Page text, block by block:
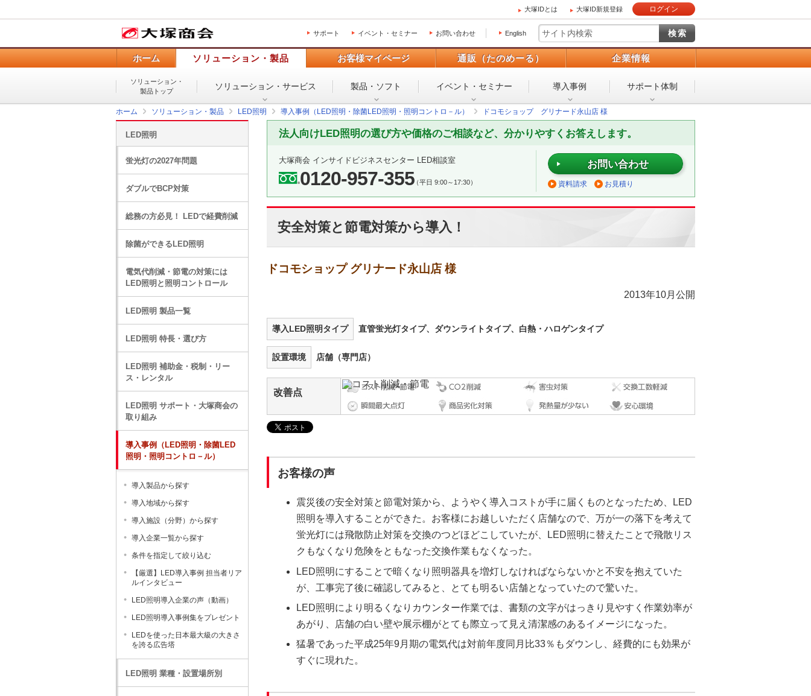
大塚IDとは 大塚ID新規登録 ログイン
サポート イベント・セミナー お問い合わせ English
ホーム ソリューション・製品 お客様マイページ 通販（たのめーる） 企業情報
ソリューション・
製品トップ
ソリューション・ サービス 製品・ソフト イベント・ セミナー 導入事例 サポート体制
ホーム ソリューション・製品 LED照明 導入事例（LED照明・除菌LED照明・照明コントロ－ル） ドコモショップ グリナード永山店 様
法人向けLED照明の選び方や価格のご相談など、分かりやすくお答えします。
大塚商会 インサイドビジネスセンター LED相談室
0120-957-355（平日 9:00～17:30）
お問い合わせ
資料請求 お見積り
安全対策と節電対策から導入！
ドコモショップ グリナード永山店 様
2013年10月公開
導入LED照明タイプ 直管蛍光灯タイプ、ダウンライトタイプ、白熱・ハロゲンタイプ
設置環境 店舗（専門店）
改善点
お客様の声
震災後の安全対策と節電対策から、ようやく導入コストが手に届くものとなったため、LED
照明を導入することができた。お客様にお越しいただく店舗なので、万が一の落下を考えて
蛍光灯には飛散防止対策を交換のつどほどこしていたが、LED照明に替えたことで飛散リス
クもなくなり危険をともなった交換作業もなくなった。
LED照明にすることで暗くなり照明器具を増灯しなければならないかと不安を抱えていた
が、工事完了後に確認してみると、とても明るい店舗となっていたので驚いた。
LED照明により明るくなりカウンター作業では、書類の文字がはっきり見やすく作業効率が
あがり、店舗の白い壁や展示棚がとても際立って見え清潔感のあるイメージになった。
猛暑であった平成25年9月期の電気代は対前年度同月比33％もダウンし、経費的にも効果が
すぐに現れた。
LED照明
蛍光灯の2027年問題
ダブルでBCP対策
総務の方必見！ LEDで経費削減
除菌ができるLED照明
電気代削減・節電の対策には
LED照明と照明コントロール
LED照明 製品一覧
LED照明 特長・選び方
LED照明 補助金・税制・リー
ス・レンタル
LED照明 サポート・大塚商会の
取り組み
導入事例（LED照明・除菌LED
照明・照明コントロ－ル）
導入製品から探す
導入地域から探す
導入施設（分野）から探す
導入企業一覧から探す
条件を指定して絞り込む
【厳選】LED導入事例 担当者リア
ルインタビュー
LED照明導入企業の声（動画）
LED照明導入事例集をプレゼント
LEDを使った日本最大級の大きさ
を誇る広告塔
LED照明 業種・設置場所別